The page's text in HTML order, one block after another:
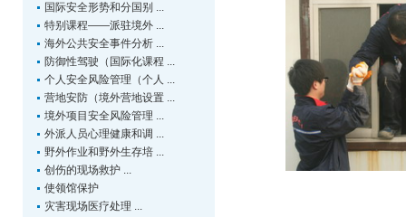
国际安全形势和分国别 ...
特别课程——派驻境外 ...
海外公共安全事件分析 ...
防御性驾驶（国际化课程 ...
个人安全风险管理（个人 ...
营地安防（境外营地设置 ...
境外项目安全风险管理 ...
外派人员心理健康和调 ...
野外作业和野外生存培 ...
创伤的现场救护 ...
使领馆保护
灾害现场医疗处理 ...